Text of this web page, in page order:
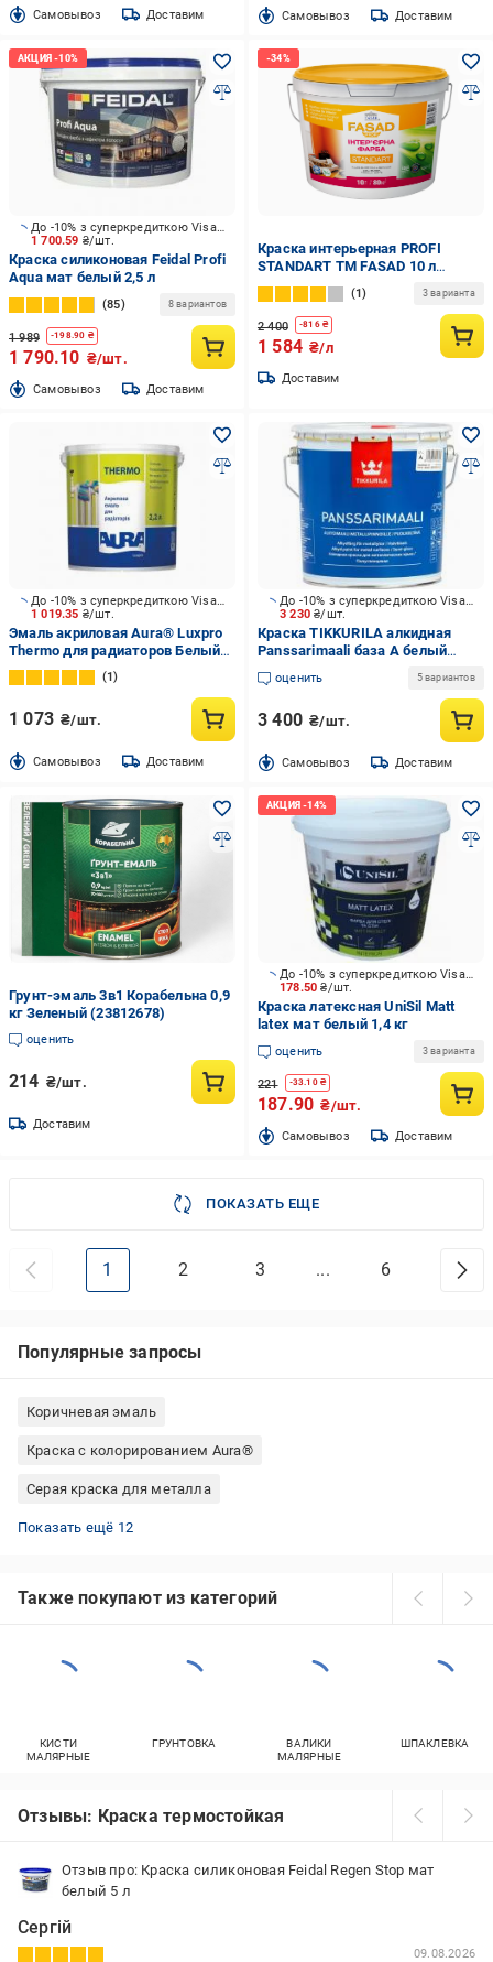
Cамовывоз Доставим Cамовывоз Доставим
1 700.59 ₴/шт.
До -10% з суперкредиткою Visa Вигода
Краска силиконовая Feidal Profi
Aqua мат белый 2,5 л
85 8 вариантов
1 989 -198.90 ₴
1 790.10 ₴/шт.
Cамовывоз Доставим
Краска интерьерная PROFI
STANDART ТМ FASAD 10 л
Белый/Матовый
1 3 варианта
2 400 -816₴
1 584 ₴/л
Доставим
1 019.35 ₴/шт.
До -10% з суперкредиткою Visa Вигода
Эмаль акриловая Aura® Luxpro
Thermo для радиаторов Белый
(База А) глянец 2,2 л
1
1 073 ₴/шт.
Cамовывоз Доставим
3 230₴/шт.
До -10% з суперкредиткою Visa Вигода
Краска TIKKURILA алкидная
Panssarimaali база А белый
полуглянец 2,7 л
оценить 5 вариантов
3 400 ₴/шт.
Cамовывоз Доставим
Грунт-эмаль 3в1 Корабельна 0,9
кг Зеленый (23812678)
оценить
214 ₴/шт.
Доставим
178.50₴/шт.
До -10% з суперкредиткою Visa Вигода
Краска латексная UniSil Matt
latex мат белый 1,4 кг
оценить 3 варианта
221 -33.10₴
187.90 ₴/шт.
Cамовывоз Доставим
ПОКАЗАТЬ ЕЩЕ
1 2 3 ... 6
Популярные запросы
Коричневая эмаль
Краска с колорированием Aura®
Серая краска для металла
Эпоксидная краска для плитки
Латексная краска для внутренних работ
Краска коричневая по металлу
Краска Farbex 12 кг
Краска зеленая 2,8 кг
Краска резиновая белая
Эмаль для внутренних работ
Черная резиновая краска
Полиуретановые эмали
Коричневая краска для дерева
Резиновая краска для наружных работ
Латексная краска 10 л
Показать ещё 12
Также покупают из категорий
КИСТИ
МАЛЯРНЫЕ
ГРУНТОВКА
ВАЛИКИ
МАЛЯРНЫЕ
ШПАКЛЕВКА
Отзывы: Краска термостойкая
Отзыв про: Краска силиконовая Feidal Regen Stop мат
белый 5 л
Сергій
09.08.2026